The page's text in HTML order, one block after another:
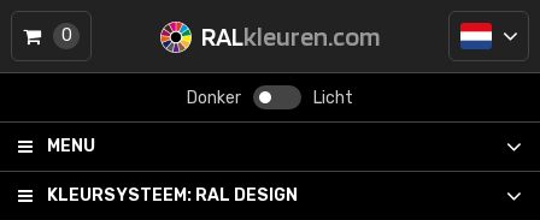
RALkleuren.com
Donker Licht
MENU
KLEURSYSTEEM: RAL DESIGN
0